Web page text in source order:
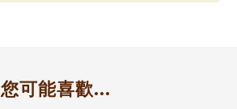
您可能喜歡...